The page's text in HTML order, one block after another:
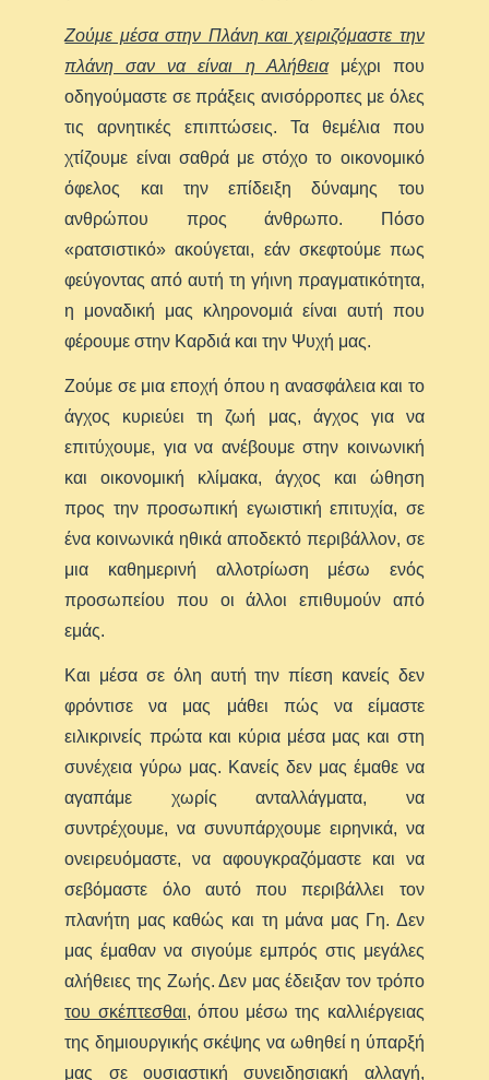
Ζούμε μέσα στην Πλάνη και χειριζόμαστε την
πλάνη σαν να είναι η Αλήθειαμέχρι που
οδηγούμαστε σε πράξεις ανισόρροπες με όλες
τις αρνητικές επιπτώσεις. Τα θεμέλια που
χτίζουμε είναι σαθρά με στόχο το οικονομικό
όφελος και την επίδειξη δύναμης του
ανθρώπου προς άνθρωπο. Πόσο
«ρατσιστικό» ακούγεται, εάν σκεφτούμε πως
φεύγοντας από αυτή τη γήινη πραγματικότητα,
η μοναδική μας κληρονομιά είναι αυτή που
φέρουμε στην Καρδιά και την Ψυχή μας.
Ζούμε σε μια εποχή όπου η ανασφάλεια και το
άγχος κυριεύει τη ζωή μας, άγχος για να
επιτύχουμε, για να ανέβουμε στην κοινωνική
και οικονομική κλίμακα, άγχος και ώθηση
προς την προσωπική εγωιστική επιτυχία, σε
ένα κοινωνικά ηθικά αποδεκτό περιβάλλον, σε
μια καθημερινή αλλοτρίωση μέσω ενός
προσωπείου που οι άλλοι επιθυμούν από
εμάς.
Και μέσα σε όλη αυτή την πίεση κανείς δεν
φρόντισε να μας μάθει πώς να είμαστε
ειλικρινείς πρώτα και κύρια μέσα μας και στη
συνέχεια γύρω μας. Κανείς δεν μας έμαθε να
αγαπάμε χωρίς ανταλλάγματα, να
συντρέχουμε, να συνυπάρχουμε ειρηνικά, να
ονειρευόμαστε, να αφουγκραζόμαστε και να
σεβόμαστε όλο αυτό που περιβάλλει τον
πλανήτη μας καθώς και τη μάνα μας Γη. Δεν
μας έμαθαν να σιγούμε εμπρός στις μεγάλες
αλήθειες της Ζωής. Δεν μας έδειξαν τον τρόπο
του σκέπτεσθαι, όπου μέσω της καλλιέργειας
της δημιουργικής σκέψης να ωθηθεί η ύπαρξή
μας σε ουσιαστική συνειδησιακή αλλαγή,